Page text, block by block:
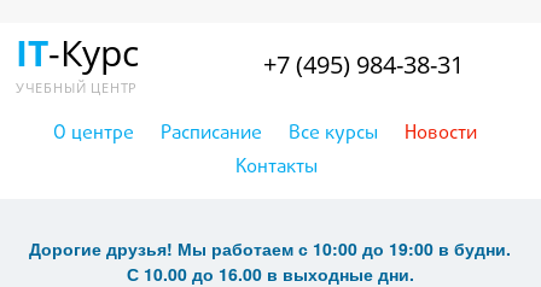
IT-Курс
УЧЕБНЫЙ ЦЕНТР
О центре Расписание Все курсы
Новости
Контакты
+7 (495) 984-38-31
Дорогие друзья! Мы работаем с 10:00 до 19:00 в будни.
С 10.00 до 16.00 в выходные дни.